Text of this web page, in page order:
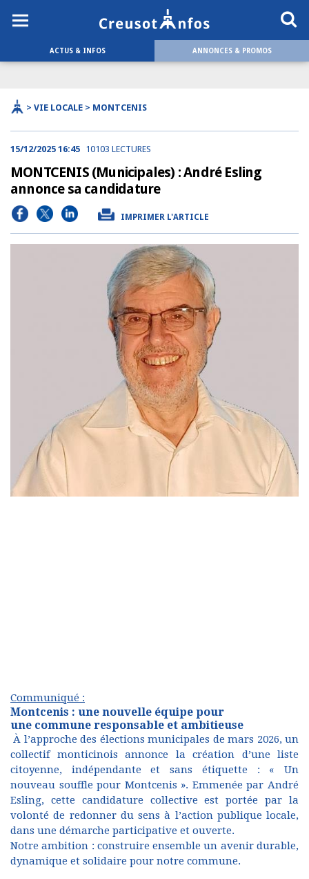
ACTUS & INFOS ANNONCES & PROMOS
> VIE LOCALE > MONTCENIS
15/12/2025 16:45 10103 LECTURES
MONTCENIS (Municipales) : André Esling
annonce sa candidature
IMPRIMER L'ARTICLE
Communiqué :
Montcenis : une nouvelle équipe pour
une commune responsable et ambitieuse
À l’approche des élections municipales de mars 2026, un
collectif monticinois annonce la création d’une liste
citoyenne, indépendante et sans étiquette : « Un
nouveau souffle pour Montcenis ». Emmenée par André
Esling, cette candidature collective est portée par la
volonté de redonner du sens à l’action publique locale,
dans une démarche participative et ouverte.
Notre ambition : construire ensemble un avenir durable,
dynamique et solidaire pour notre commune.